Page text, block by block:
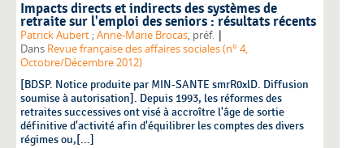
Impacts directs et indirects des systèmes de
retraite sur l'emploi des seniors : résultats récents
Patrick Aubert ;Anne-Marie Brocas, préf. |
Dans Revue française des affaires sociales (n° 4,
Octobre/Décembre 2012)
[BDSP. Notice produite par MIN-SANTE smrR0xlD. Diffusion
soumise à autorisation]. Depuis 1993, les réformes des
retraites successives ont visé à accroître l'âge de sortie
définitive d'activité afin d'équilibrer les comptes des divers
régimes ou,[...]